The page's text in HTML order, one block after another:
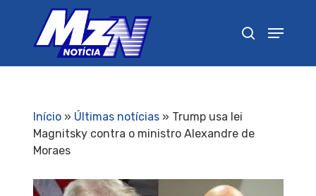
Início» Últimas notícias» Trump usa lei
Magnitsky contra o ministro Alexandre de
Moraes